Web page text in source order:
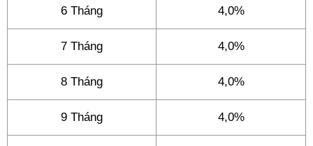
6 Tháng 4,0%
7 Tháng 4,0%
8 Tháng 4,0%
9 Tháng 4,0%